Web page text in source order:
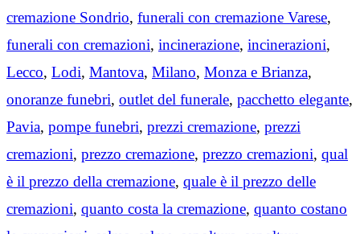
cremazione Sondrio, funerali con cremazione Varese,
funerali con cremazioni, incinerazione, incinerazioni,
Lecco, Lodi, Mantova, Milano, Monza e Brianza,
onoranze funebri, outlet del funerale, pacchetto elegante,
Pavia, pompe funebri, prezzi cremazione, prezzi
cremazioni, prezzo cremazione, prezzo cremazioni, qual
è il prezzo della cremazione, quale è il prezzo delle
cremazioni, quanto costa la cremazione, quanto costano